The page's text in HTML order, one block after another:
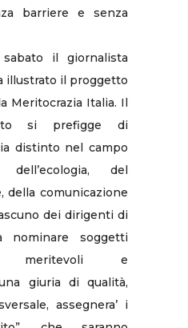
barriere e senza
il giornalista
illustrato il proggetto
Meritocrazia Italia. Il
si prefigge di
distinto nel campo
dell’ecologia, del
della comunicazione
dei dirigenti di
nominare soggetti
meritevoli e
giuria di qualità,
assegnera’ i